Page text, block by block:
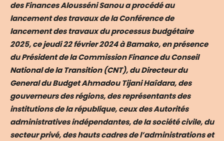
des Finances Alousséni Sanou a procédé au
lancement des travaux de la Conférence de
lancement des travaux du processus budgétaire
2025, ce jeudi 22 février 2024 à Bamako, en présence
du Président de la Commission Finance du Conseil
National de la Transition (CNT), du Directeur du
General du Budget Ahmadou Tijani Haîdara, des
gouverneurs des régions, des représentants des
institutions de la république, ceux des Autorités
administratives indépendantes, de la société civile, du
secteur privé, des hauts cadres de l’administrations et